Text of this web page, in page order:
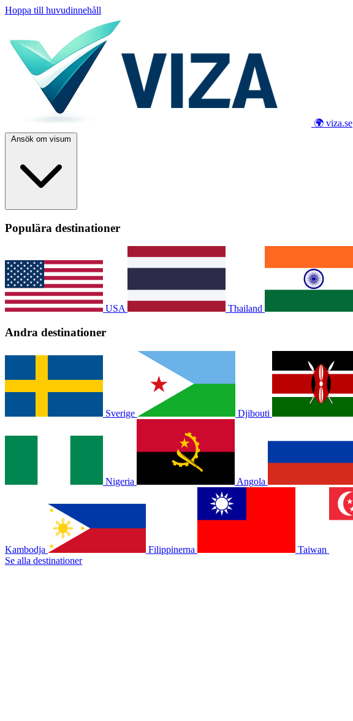
Hoppa till huvudinnehåll
🌍 viza.se
Ansök om visum
Populära destinationer
USA Thailand
Andra destinationer
Sverige Djibouti
Nigeria Angola
Kambodja Filippinerna Taiwan
Se alla destinationer